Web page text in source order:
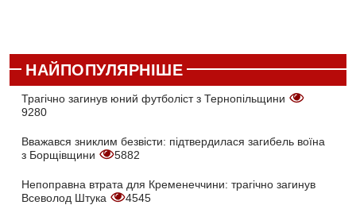
НАЙПОПУЛЯРНІШЕ
Трагічно загинув юний футболіст з Тернопільщини
9280
Вважався зниклим безвісти: підтвердилася загибель воїна
з Борщівщини
5882
Непоправна втрата для Кременеччини: трагічно загинув
Всеволод Штука
4545